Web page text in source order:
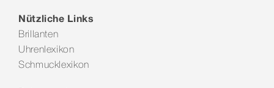
Nützliche Links
Brillanten
Uhrenlexikon
Schmucklexikon